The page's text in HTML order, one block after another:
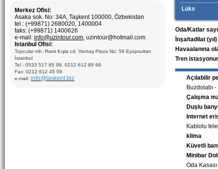
Merkez Ofisi:
Asaka sok. No: 34A, Taşkent 100000, Özbekistan
tel.: (+99871) 2680020, 1400004
faks: (+99871) 1400626
e-mail: info@uzintour.com, uzintour@hotmail.com
Istanbul Ofisi:
Topcular mh. Rami Kışla cd. Vantaş Plaza No: 58 Eyüpsultan
İstanbul
Tel : 0533 517 85 99, 0212 612 89 68
Fax: 0212 612 45 09
e-mail: info@taskent.biz
Lüks
Oda/Katlar
İnşa/tadilat (yıl)
Havaalanına
Tren
Açılabilir
Buzdolabı
Çalışma
Duşlu
Internet
Kablolu
klima
Küvetli
Minibar
Oda Kasası